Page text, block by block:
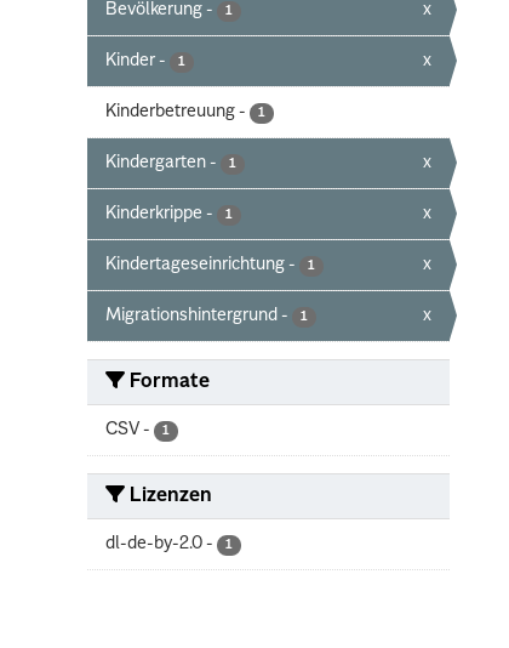
Bevölkerung - 1 x
Kinder - 1 x
Kinderbetreuung - 1
Kindergarten - 1 x
Kinderkrippe - 1 x
Kindertageseinrichtung - 1 x
Migrationshintergrund - 1 x
Formate
CSV - 1
Lizenzen
dl-de-by-2.0 - 1